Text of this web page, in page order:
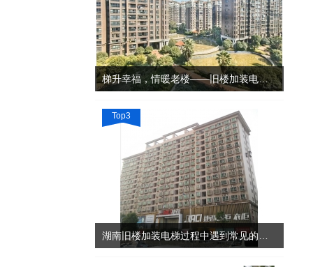
梯升幸福，情暖老楼——旧楼加装电梯的民生答卷
Top3